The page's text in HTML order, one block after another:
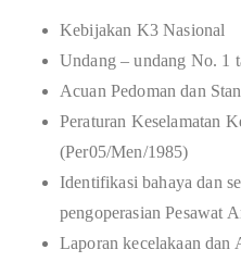
Kebijakan K3 Nasional
Undang – undang No. 1
Acuan Pedoman dan
Peraturan Keselamatan
(Per05/Men/1985)
Identifikasi bahaya dan
pengoperasian Pesawat
Laporan kecelakaan dan